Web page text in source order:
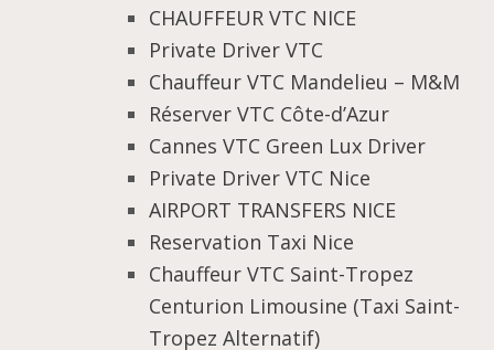
CHAUFFEUR VTC NICE
Private Driver VTC
Chauffeur VTC Mandelieu – M&M
Réserver VTC Côte-d’Azur
Cannes VTC Green Lux Driver
Private Driver VTC Nice
AIRPORT TRANSFERS NICE
Reservation Taxi Nice
Chauffeur VTC Saint-Tropez
Centurion Limousine (Taxi Saint-
Tropez Alternatif)